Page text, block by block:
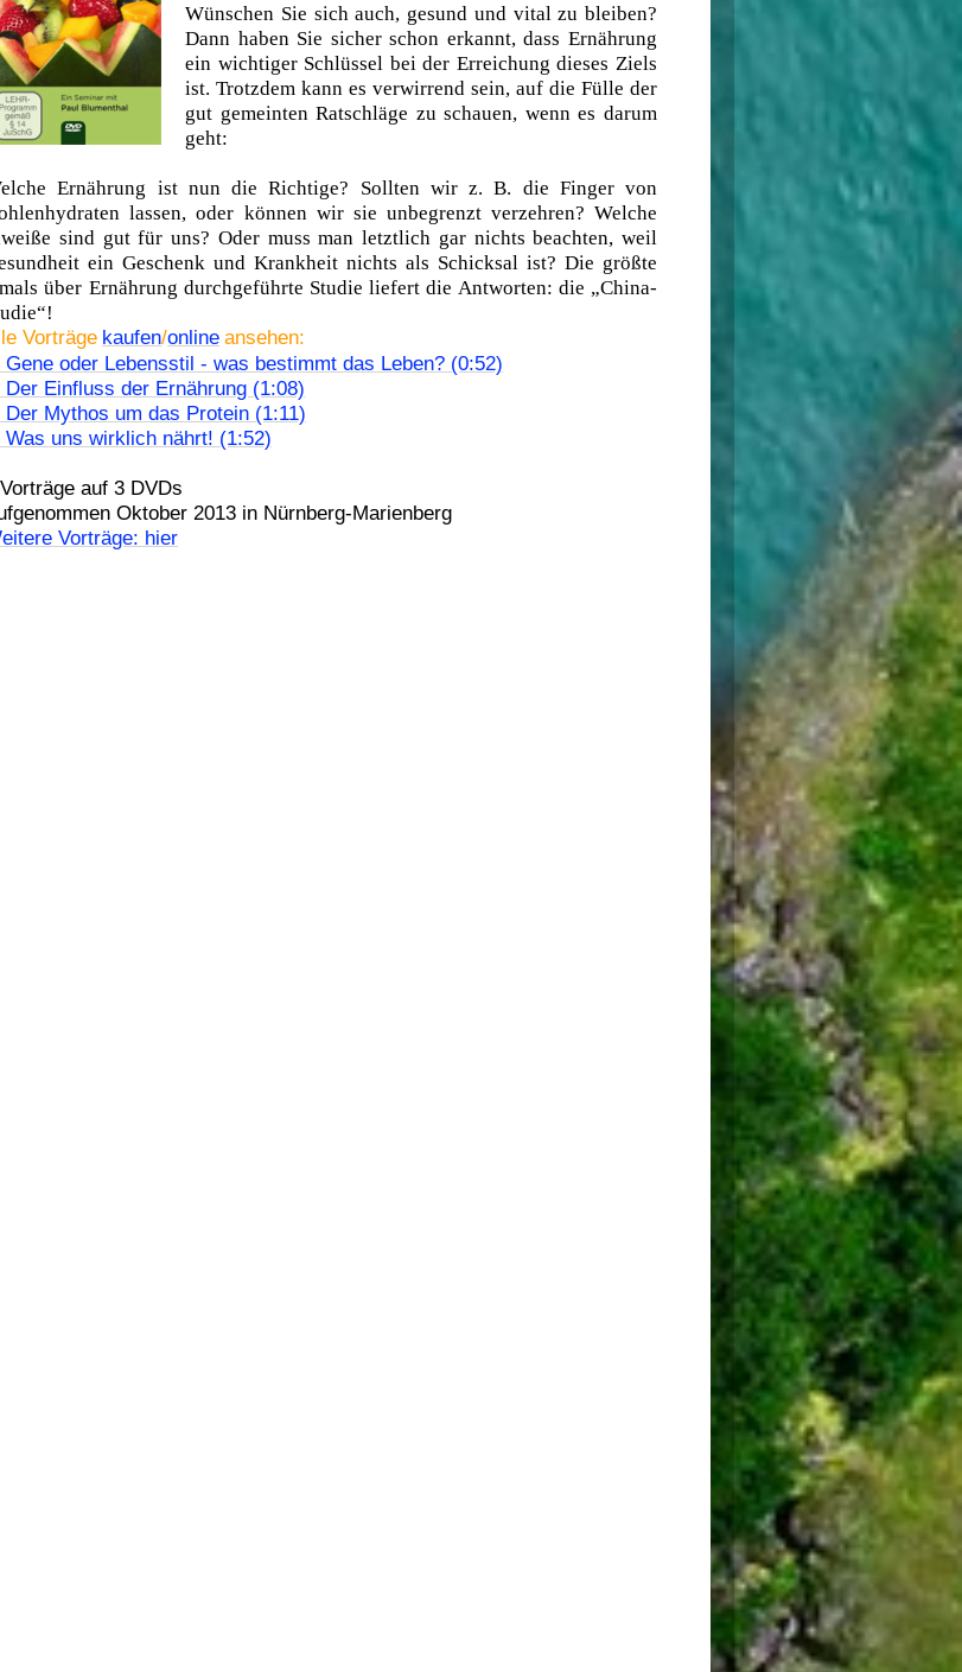
Wünschen Sie sich auch, gesund und vital zu bleiben?
Dann haben Sie sicher schon erkannt, dass Ernährung
ein wichtiger Schlüssel bei der Erreichung dieses Ziels
ist. Trotzdem kann es verwirrend sein, auf die Fülle der
gut gemeinten Ratschläge zu schauen, wenn es darum
geht:
Ernährung ist nun die Richtige? Sollten wir z. B. die Finger von
lassen, oder können wir sie unbegrenzt verzehren? Welche
sind gut für uns? Oder muss man letztlich gar nichts beachten, weil
ein Geschenk und Krankheit nichts als Schicksal ist? Die größte
über Ernährung durchgeführte Studie liefert die Antworten: die „China-
Vorträge kaufen/online ansehen:
Gene oder Lebensstil - was bestimmt das Leben? (0:52)
Der Einfluss der Ernährung (1:08)
Der Mythos um das Protein (1:11)
Was uns wirklich nährt! (1:52)
auf 3 DVDs
Oktober 2013 in Nürnberg-Marienberg
Vorträge: hier